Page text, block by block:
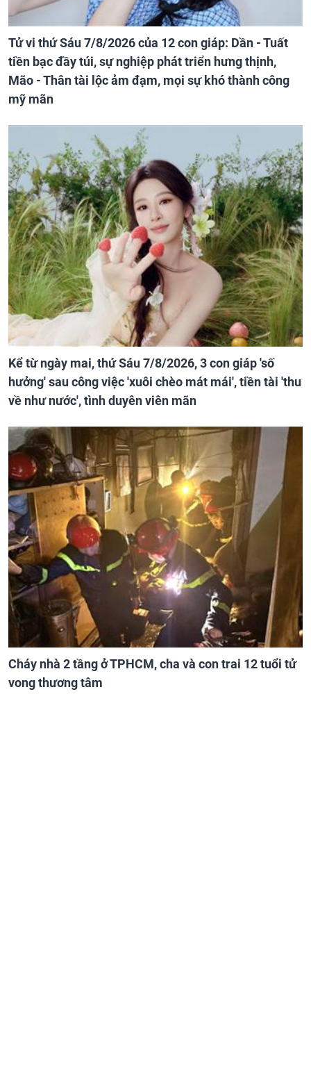
Tử vi thứ Sáu 7/8/2026 của 12 con giáp: Dần - Tuất
tiền bạc đầy túi, sự nghiệp phát triển hưng thịnh,
Mão - Thân tài lộc ảm đạm, mọi sự khó thành công
mỹ mãn
Kể từ ngày mai, thứ Sáu 7/8/2026, 3 con giáp 'số
hưởng' sau công việc 'xuôi chèo mát mái', tiền tài 'thu
về như nước', tình duyên viên mãn
Cháy nhà 2 tầng ở TPHCM, cha và con trai 12 tuổi tử
vong thương tâm